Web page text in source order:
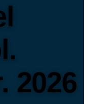
2026